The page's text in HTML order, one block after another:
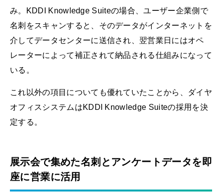
み。KDDI Knowledge Suiteの場合、ユーザー企業側で
名刺をスキャンすると、そのデータがインターネットを
介してデータセンターに送信され、翌営業日にはオペ
レーターによって補正されて納品される仕組みになって
いる。
これ以外の項目についても優れていたことから、ダイヤ
オフィスシステムはKDDI Knowledge Suiteの採用を決
定する。
展示会で集めた名刺とアンケートデータを即
座に営業に活用